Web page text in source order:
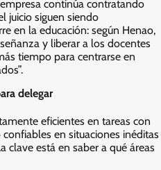
continúa contratando
juicio siguen siendo
en la educación: según Henao,
y liberar a los docentes
tiempo para centrarse en
delegar
eficientes en tareas con
en situaciones inéditas
clave está en saber a qué áreas